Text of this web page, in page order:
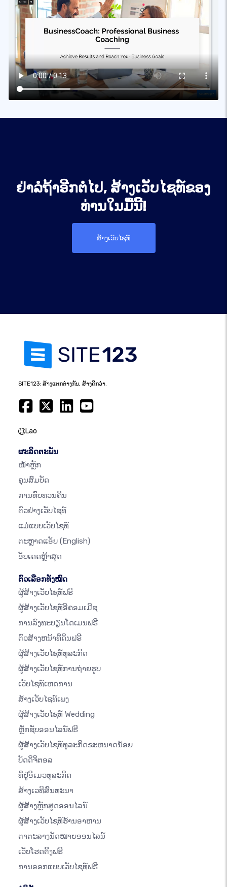
ຢ່າລໍຖ້າອີກຕໍ່ໄປ, ສ້າງເວັບໄຊທ໌ຂອງ
ທ່ານໃນມື້ນີ້!
ສ້າງເວັບໄຊທ໌
SITE123: ສ້າງແຕກຕ່າງກັນ, ສ້າງດີກວ່າ.
Lao
ຜະລິດຕະພັນ
ໜ້າຫຼັກ
ຄຸນສົມບັດ
ການທົບທວນຄືນ
ຕົວຢ່າງເວັບໄຊທ໌
ແມ່ແບບເວັບໄຊທ໌
ຕະຫຼາດແອັບ (English)
ອັບເດດຫຼ້າສຸດ
ຕົວເລືອກທັງໝົດ
ຜູ້ສ້າງເວັບໄຊທ໌ຟຣີ
ຜູ້ສ້າງເວັບໄຊທ໌ອີຄອມເມີຊ
ການລົງທະບຽນໂດເມນຟຣີ
ຕົວສ້າງຫນ້າທີ່ດິນຟຣີ
ຜູ້ສ້າງເວັບໄຊທ໌ທຸລະກິດ
ຜູ້ສ້າງເວັບໄຊທ໌ການຖ່າຍຮູບ
ເວັບໄຊທ໌ເຫດການ
ສ້າງເວັບໄຊທ໌ເພງ
ຜູ້ສ້າງເວັບໄຊທ໌ Wedding
ຫຼັກຊັບອອນໄລນ໌ຟຣີ
ຜູ້ສ້າງເວັບໄຊທ໌ທຸລະກິດຂະຫນາດນ້ອຍ
ບັດດິຈິຕອລ
ທີ່ຢູ່ອີເມວທຸລະກິດ
ສ້າງເວທີສົນທະນາ
ຜູ້ສ້າງຫຼັກສູດອອນໄລນ໌
ຜູ້ສ້າງເວັບໄຊທ໌ຮ້ານອາຫານ
ຕາຕະລາງນັດໝາຍອອນໄລນ໌
ເວັບໂຮດຕິ້ງຟຣີ
ການອອກແບບເວັບໄຊທ໌ຟຣີ